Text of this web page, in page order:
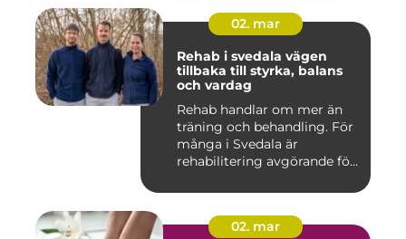
02. mar
Rehab i svedala vägen
tillbaka till styrka, balans
och vardag
Rehab handlar om mer än
träning och behandling. För
många i Svedala är
rehabilitering avgörande för
02. mar